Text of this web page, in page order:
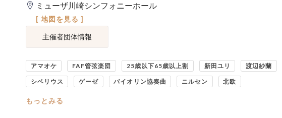
ミューザ川崎シンフォニーホール
[ 地図を見る ]
主催者団体情報
アマオケ FAF管弦楽団 25歳以下65歳以上割 新田ユリ 渡辺紗蘭
シベリウス ゲーゼ バイオリン協奏曲 ニルセン 北欧
もっとみる